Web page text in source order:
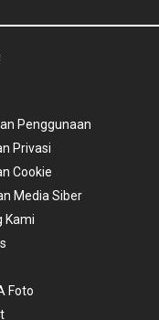
Penggunaan
Privasi
Cookie
Media Siber
Kami
Foto